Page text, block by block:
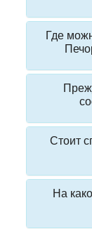
Где
Стоит
На